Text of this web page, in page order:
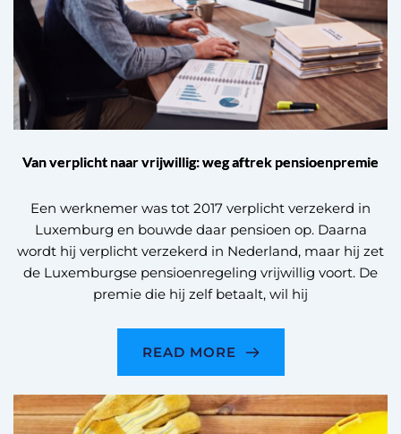
Van verplicht naar vrijwillig: weg aftrek pensioenpremie
Een werknemer was tot 2017 verplicht verzekerd in
Luxemburg en bouwde daar pensioen op. Daarna
wordt hij verplicht verzekerd in Nederland, maar hij zet
de Luxemburgse pensioenregeling vrijwillig voort. De
premie die hij zelf betaalt, wil hij
READ MORE